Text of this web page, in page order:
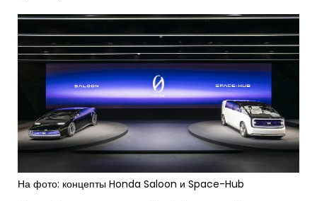
На фото: концепты Honda Saloon и Space-Hub